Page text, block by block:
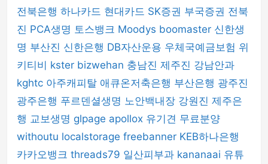
전북은행 하나카드 현대카드 SK증권 부국증권 전북
진 PCA생명 토스뱅크 Moodys boomaster 신한생
명 부산진 신한은행 DB자산운용 우체국예금보험 위
키티비 kster bizwehan 충남진 제주진 강남안과
kghtc 아주캐피탈 애큐온저축은행 부산은행 광주진
광주은행 푸르덴셜생명 노안백내장 강원진 제주은
행 교보생명 glpage apollox 유기견 무료분양
withoutu localstorage freebanner KEB하나은행
카카오뱅크 threads79 일산피부과 kananaai 유튜